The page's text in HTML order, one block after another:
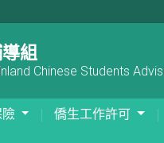
組
Chinese Students
險 僑生工作許可